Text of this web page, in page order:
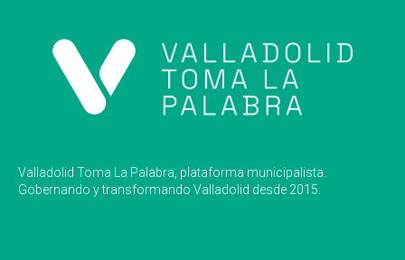
Valladolid Toma La Palabra, plataforma municipalista.
Gobernando y transformando Valladolid desde 2015.